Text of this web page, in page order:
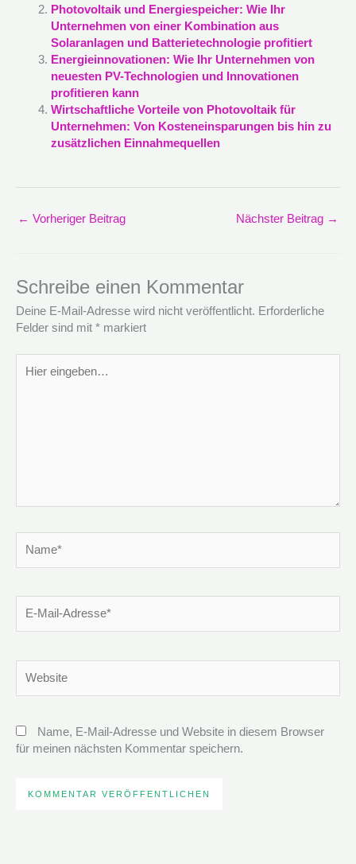
Photovoltaik und Energiespeicher: Wie Ihr
Unternehmen von einer Kombination aus
Solaranlagen und Batterietechnologie profitiert
Energieinnovationen: Wie Ihr Unternehmen von
neuesten PV-Technologien und Innovationen
profitieren kann
Wirtschaftliche Vorteile von Photovoltaik für
Unternehmen: Von Kosteneinsparungen bis hin zu
zusätzlichen Einnahmequellen
← Vorheriger Beitrag Nächster Beitrag →
Schreibe einen Kommentar
Deine E-Mail-Adresse wird nicht veröffentlicht. Erforderliche
Felder sind mit * markiert
eingeben…
Mail-
Name, E-Mail-Adresse und Website in diesem Browser
für meinen nächsten Kommentar speichern.